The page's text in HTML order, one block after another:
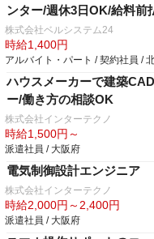
ンター/週休3日OK/給料前
株式会社ベルシステム24
時給1,400円
アルバイト・パート / 契約社員 /
ハウスメーカーで建築
ー/働き方の相談OK
株式会社インターテクノ
時給1,500円～
派遣社員 / 大阪府
電気制御設計エンジニア
株式会社インターテクノ
時給2,000円～2,400円
派遣社員 / 大阪府